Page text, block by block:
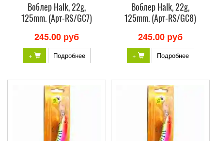
Воблер Halk, 22g,
125mm. (Арт-RS/GC7)
245.00 руб
+ Подробнее
Воблер Halk, 22g,
125mm. (Арт-RS/GC8)
245.00 руб
+ Подробнее